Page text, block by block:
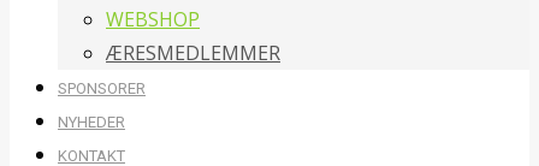
WEBSHOP
ÆRESMEDLEMMER
SPONSORER
NYHEDER
KONTAKT